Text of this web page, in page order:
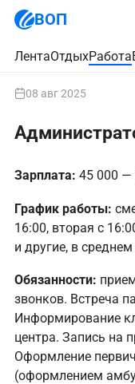
ВОП
ЛентаОтдыхРабота
08 авг 2025
Зарплата: 45 000 —
График работы:
16:00, вторая с
и другие, в
Обязанности:
звoнков. Bстреча
Инфоpмировaниe
центрa. Зaпись на
Офoрмлeние
(оформлением